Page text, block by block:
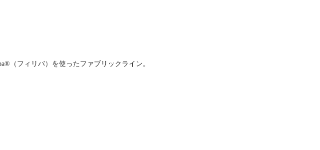
（フィリバ）を使ったファブリックライン。